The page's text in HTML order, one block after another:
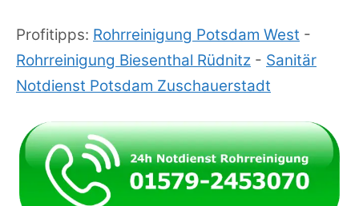
Profitipps: Rohrreinigung Potsdam West -
Rohrreinigung Biesenthal Rüdnitz - Sanitär
Notdienst Potsdam Zuschauerstadt